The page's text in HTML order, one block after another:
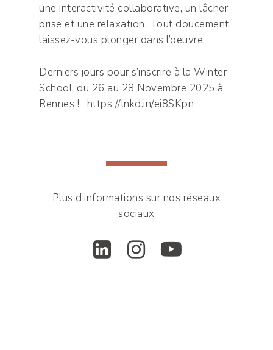
une interactivité collaborative, un lâcher-
prise et une relaxation. Tout doucement,
laissez-vous plonger dans l’oeuvre.
Derniers jours pour s’inscrire à la Winter
School, du 26 au 28 Novembre 2025 à
Rennes !: https://lnkd.in/ei8SKpn
Plus d’informations sur nos réseaux
sociaux